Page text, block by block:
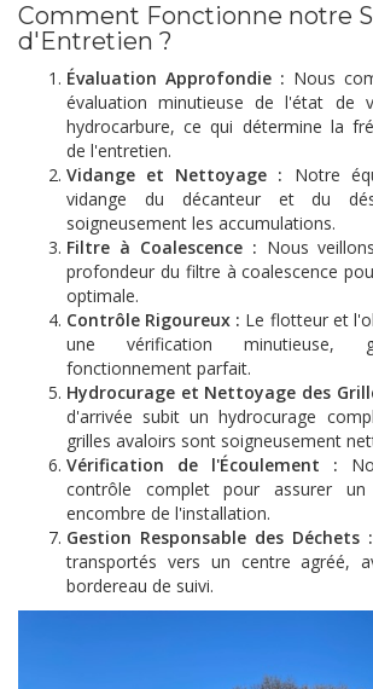
Comment Fonctionne notre
d'Entretien ?
Évaluation Approfondie : Nous
évaluation minutieuse de l'état de
hydrocarbure, ce qui détermine la
de l'entretien.
Vidange et Nettoyage : Notre
vidange du décanteur et du
soigneusement les accumulations.
Filtre à Coalescence : Nous
profondeur du filtre à coalescence
optimale.
Contrôle Rigoureux : Le flotteur et
une vérification minutieuse,
fonctionnement parfait.
Hydrocurage et Nettoyage des
d'arrivée subit un hydrocurage
grilles avaloirs sont soigneusement
Vérification de l'Écoulement :
contrôle complet pour assurer un
encombre de l'installation.
Gestion Responsable des Déchets :
transportés vers un centre agréé,
bordereau de suivi.